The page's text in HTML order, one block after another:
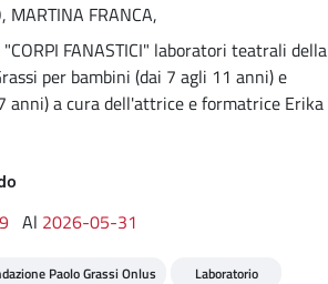
MARTINA FRANCA,
FANASTICI" laboratori teatrali della
per bambini (dai 7 agli 11 anni) e
anni) a cura dell'attrice e formatrice Erika
Al 2026-05-31
Paolo Grassi Onlus
Laboratorio